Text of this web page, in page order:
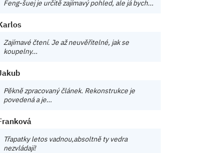
Feng-šuej je určitě zajímavý pohled, ale já bych…
Zajímavé čtení. Je až neuvěřitelné, jak se
koupelny…
Pěkně zpracovaný článek. Rekonstrukce je
povedená a je…
Třapatky letos vadnou,absoltně ty vedra
nezvládají!